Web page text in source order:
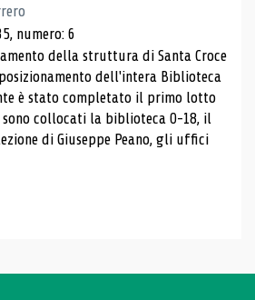
numero: 6
della struttura di Santa Croce
dell'intera Biblioteca
è stato completato il primo lotto
collocati la biblioteca 0-18, il
di Giuseppe Peano, gli uffici